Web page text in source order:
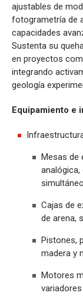
ajustables de
fotogrametría de
capacidades
Sustenta su
en proyectos
integrando
geología
Equipamiento e
Mesas de
Cajas de
de arena,
Pistones,
madera y
Motores